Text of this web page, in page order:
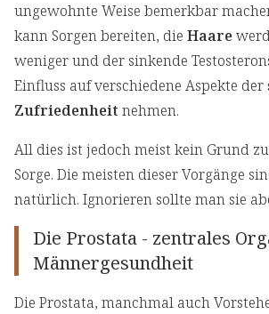
ungewohnte Weise bemerkbar
kann Sorgen bereiten, die Haare
weniger und der sinkende
Einfluss auf verschiedene Aspekte der
Zufriedenheit nehmen.
All dies ist jedoch meist kein Grund
Sorge. Die meisten dieser Vorgänge
natürlich. Ignorieren sollte man sie
Die Prostata - zentrales
Männergesundheit
Die Prostata, manchmal auch